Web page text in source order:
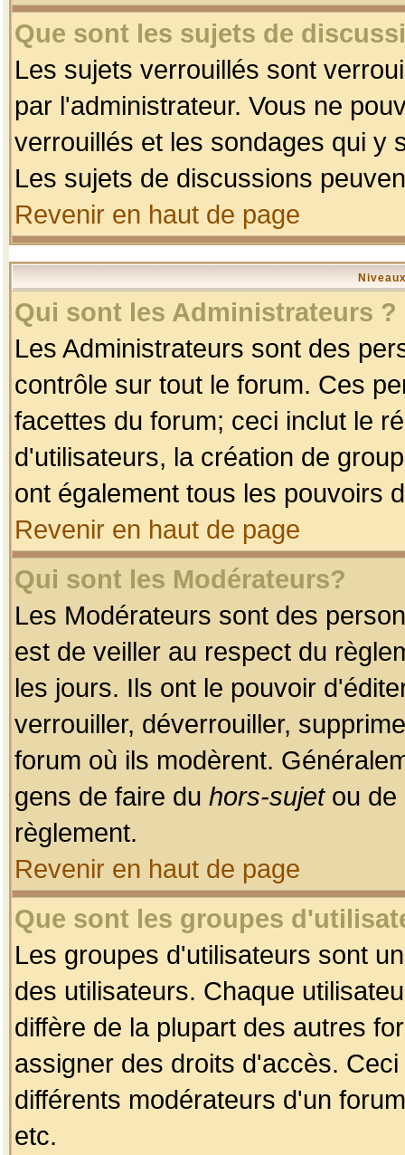
Que sont les sujets de
Les sujets verrouillés sont
par l'administrateur. Vous ne
verrouillés et les sondages qui y
Les sujets de discussions
Revenir en haut de page
Qui sont les Administrateurs ?
Les Administrateurs sont des
contrôle sur tout le forum. Ces
facettes du forum; ceci inclut le
d'utilisateurs, la création de
ont également tous les pouvoirs
Revenir en haut de page
Qui sont les Modérateurs?
Les Modérateurs sont des
est de veiller au respect du
les jours. Ils ont le pouvoir
verrouiller, déverrouiller,
forum où ils modèrent.
gens de faire du hors-sujetou de
règlement.
Revenir en haut de page
Que sont les groupes
Les groupes d'utilisateurs sont
des utilisateurs. Chaque
diffère de la plupart des autres
assigner des droits d'accès.
différents modérateurs d'un
etc.